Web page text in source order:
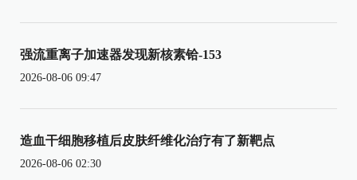
强流重离子加速器发现新核素铪-153
2026-08-06 09:47
造血干细胞移植后皮肤纤维化治疗有了新靶点
2026-08-06 02:30